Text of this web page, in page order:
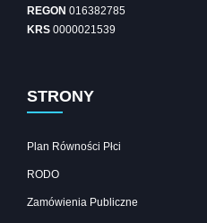
REGON 016382785
KRS 0000021539
STRONY
Plan Równości Płci
RODO
Zamówienia Publiczne